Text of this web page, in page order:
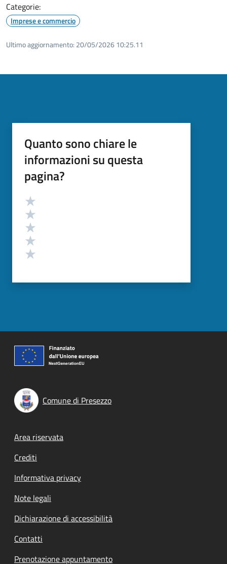
Categorie:
Imprese e commercio
Ultimo aggiornamento: 20/05/2026 10:25.11
Quanto sono chiare le
informazioni su questa
pagina?
Valutazione
Comune di Presezzo
Footer menu
Area riservata
Crediti
Informativa privacy
Note legali
Dichiarazione di accessibilità
Contatti
Prenotazione appuntamento